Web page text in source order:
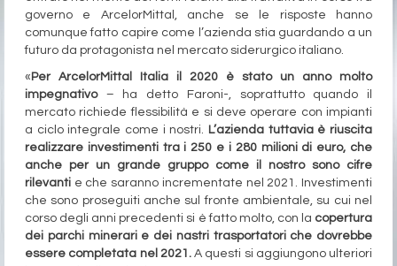
governo e ArcelorMittal, anche se le risposte hanno
comunque fatto capire come l’azienda stia guardando a un
futuro da protagonista nel mercato siderurgico italiano.
« Per ArcelorMittal Italia il 2020 è stato un anno molto
impegnativo– ha detto Faroni-, soprattutto quando il
mercato richiede flessibilità e si deve operare con impianti
a ciclo integrale come i nostri. L’azienda tuttavia è riuscita
realizzare investimenti tra i 250 e i 280 milioni di euro, che
anche per un grande gruppo come il nostro sono cifre
rilevanti e che saranno incrementate nel 2021. Investimenti
che sono proseguiti anche sul fronte ambientale, su cui nel
corso degli anni precedenti si è fatto molto, con la copertura
dei parchi minerari e dei nastri trasportatori che dovrebbe
essere completata nel 2021.A questi si aggiungono ulteriori